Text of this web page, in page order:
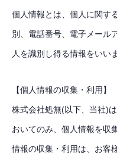
個人情報とは、個人に関す
別、電話番号、電子メール
人を識別し得る情報をいい
【個人情報の収集・利用】
株式会社処無(以下、当社)
おいてのみ、個人情報を収
情報の収集・利用は、お客